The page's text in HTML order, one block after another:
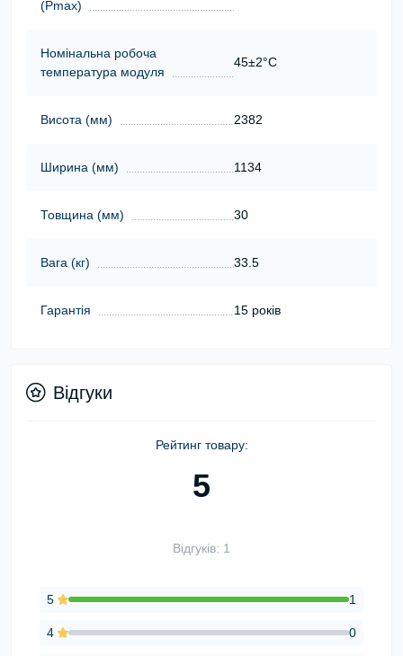
(Pmax)
Номінальна робоча
температура модуля
45±2°C
Висота (мм) 2382
Ширина (мм) 1134
Товщина (мм) 30
Вага (кг) 33.5
Гарантія 15 років
Відгуки
Рейтинг товару:
5
Відгуків: 1
5 1
4 0